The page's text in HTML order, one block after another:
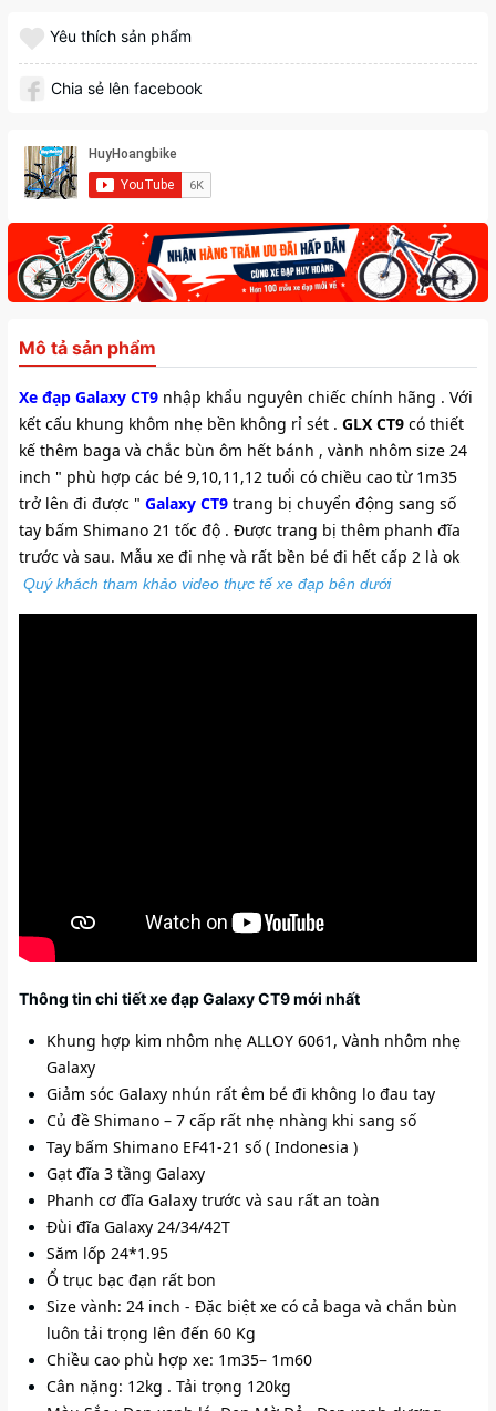
Yêu thích sản phẩm
Chia sẻ lên facebook
Mô tả sản phẩm
Xe đạp Galaxy CT9 nhập khẩu nguyên chiếc chính hãng . Với
kết cấu khung khôm nhẹ bền không rỉ sét . GLX CT9 có thiết
kế thêm baga và chắc bùn ôm hết bánh , vành nhôm size 24
inch " phù hợp các bé 9,10,11,12 tuổi có chiều cao từ 1m35
trở lên đi được " Galaxy CT9 trang bị chuyển động sang số
tay bấm Shimano 21 tốc độ . Được trang bị thêm phanh đĩa
trước và sau. Mẫu xe đi nhẹ và rất bền bé đi hết cấp 2 là ok
Quý khách tham khảo video thực tế xe đạp bên dưới
Thông tin chi tiết xe đạp Galaxy CT9 mới nhất
Khung hợp kim nhôm nhẹ ALLOY 6061, Vành nhôm nhẹ
Galaxy
Giảm sóc Galaxy nhún rất êm bé đi không lo đau tay
Củ đề Shimano – 7 cấp rất nhẹ nhàng khi sang số
Tay bấm Shimano EF41-21 số ( Indonesia )
Gạt đĩa 3 tầng Galaxy
Phanh cơ đĩa Galaxy trước và sau rất an toàn
Đùi đĩa Galaxy 24/34/42T
Săm lốp 24*1.95
Ổ trục bạc đạn rất bon
Size vành: 24 inch - Đặc biệt xe có cả baga và chắn bùn
luôn tải trọng lên đến 60 Kg
Chiều cao phù hợp xe: 1m35– 1m60
Cân nặng: 12kg . Tải trọng 120kg